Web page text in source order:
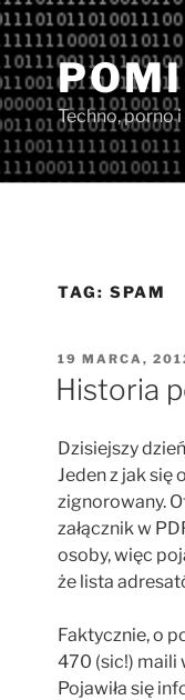
Techno, porno
TAG: SPAM
W
19 MARCA,
Historia
Dzisiejszy
Jeden z jak się
zignorowany.
załącznik w
osoby, więc
że lista
Faktycznie, o
470 (sic!) maili
Pojawiła się